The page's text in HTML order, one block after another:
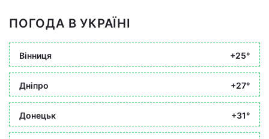
ПОГОДА В УКРАЇНІ
Вінниця +25°
Дніпро +27°
Донецьк +31°